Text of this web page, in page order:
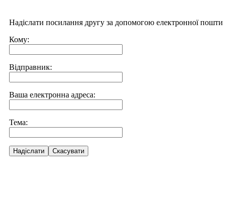
Надіслати посилання другу за допомогою електронної пошти
Кому:
Відправник:
Ваша електронна адреса:
Тема:
Надіслати Скасувати